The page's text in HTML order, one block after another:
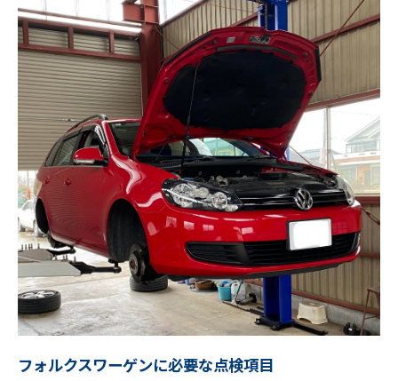
フォルクスワーゲンに必要な点検項目